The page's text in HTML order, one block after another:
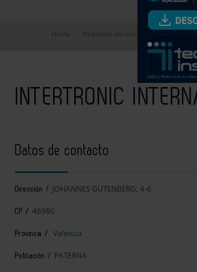
INTERTRONIC
Datos de contacto
Dirección / JOHANNES GUTENBERG, 4-6
CP / 46980
Provincia / Valencia
Población / PATERNA